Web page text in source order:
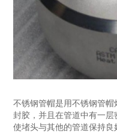
不锈钢管帽是用不锈钢管
封胶，并且在管道中有一
使堵头与其他的管道保持